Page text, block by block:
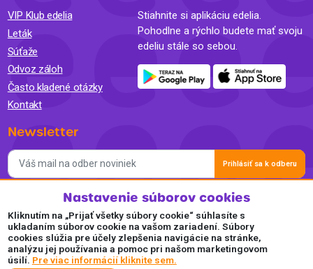
VIP Klub edelia
Leták
Súťaže
Odvoz záloh
Často kladené otázky
Kontakt
Stiahnite si aplikáciu edelia.
Pohodlne a rýchlo budete mať svoju
edeliu stále so sebou.
Newsletter
Prihlásiť sa k odberu
Súhlasím so spracovaním osobných údajov a so zasielaním
newslettra na marketingové účely a oboznámil som sa so
Zásadami ochrany osobných údajov.
Akceptujeme
Nastavenie súborov cookies
Kliknutím na „Prijať všetky súbory cookie“ súhlasíte s
ukladaním súborov cookie na vašom zariadení. Súbory
cookies slúžia pre účely zlepšenia navigácie na stránke,
analýzu jej používania a pomoc pri našom marketingovom
úsilí. Pre viac informácií kliknite sem.